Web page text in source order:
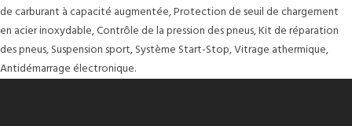
de carburant à capacité augmentée, Protection de seuil de chargement
en acier inoxydable, Contrôle de la pression des pneus, Kit de réparation
des pneus, Suspension sport, Système Start-Stop, Vitrage athermique,
Antidémarrage électronique.